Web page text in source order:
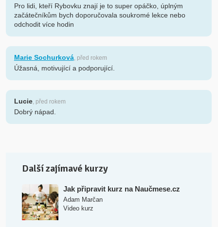
Pro lidi, kteří Rybovku znají je to super opáčko, úplným
začátečníkům bych doporučovala soukromé lekce nebo
odchodit více hodin
Marie Sochurková, před rokem
Úžasná, motivující a podporující.
Lucie, před rokem
Dobrý nápad.
Další zajímavé kurzy
Jak připravit kurz na Naučmese.cz
Adam Marčan
Video kurz